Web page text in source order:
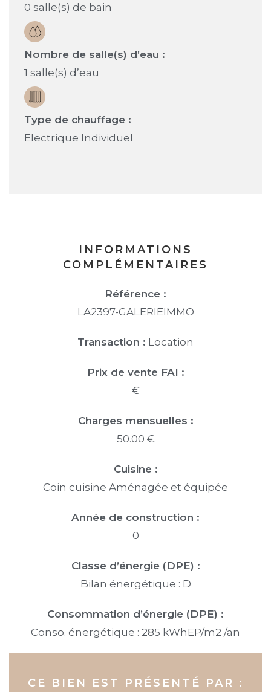
0 salle(s) de bain
Nombre de salle(s) d’eau :
1 salle(s) d’eau
Type de chauffage :
Electrique Individuel
INFORMATIONS
COMPLÉMENTAIRES
Référence :
LA2397-GALERIEIMMO
Transaction : Location
Prix de vente FAI :
€
Charges mensuelles :
50.00 €
Cuisine :
Coin cuisine Aménagée et équipée
Année de construction :
0
Classe d’énergie (DPE) :
Bilan énergétique : D
Consommation d’énergie (DPE) :
Conso. énergétique : 285 kWhEP/m2 /an
CE BIEN EST PRÉSENTÉ PAR :